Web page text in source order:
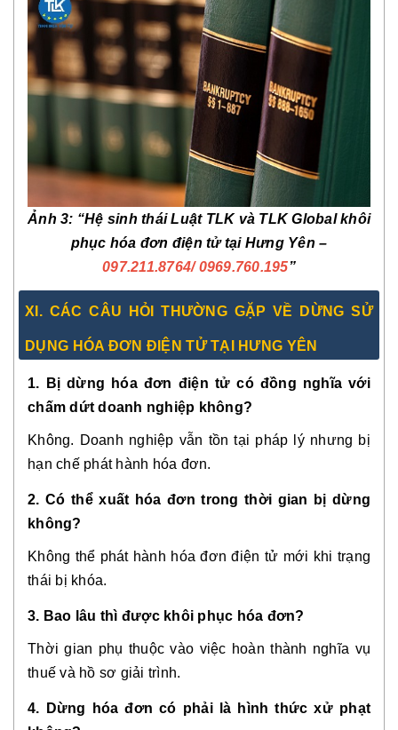
Ảnh 3: “Hệ sinh thái Luật TLK và TLK Global khôi
phục hóa đơn điện tử tại Hưng Yên –
097.211.8764/ 0969.760.195”
XI. CÁC CÂU HỎI THƯỜNG GẶP VỀ DỪNG SỬ
DỤNG HÓA ĐƠN ĐIỆN TỬ TẠI HƯNG YÊN
1. Bị dừng hóa đơn điện tử có đồng nghĩa với
chấm dứt doanh nghiệp không?
Không. Doanh nghiệp vẫn tồn tại pháp lý nhưng bị
hạn chế phát hành hóa đơn.
2. Có thể xuất hóa đơn trong thời gian bị dừng
không?
Không thể phát hành hóa đơn điện tử mới khi trạng
thái bị khóa.
3. Bao lâu thì được khôi phục hóa đơn?
Thời gian phụ thuộc vào việc hoàn thành nghĩa vụ
thuế và hồ sơ giải trình.
4. Dừng hóa đơn có phải là hình thức xử phạt